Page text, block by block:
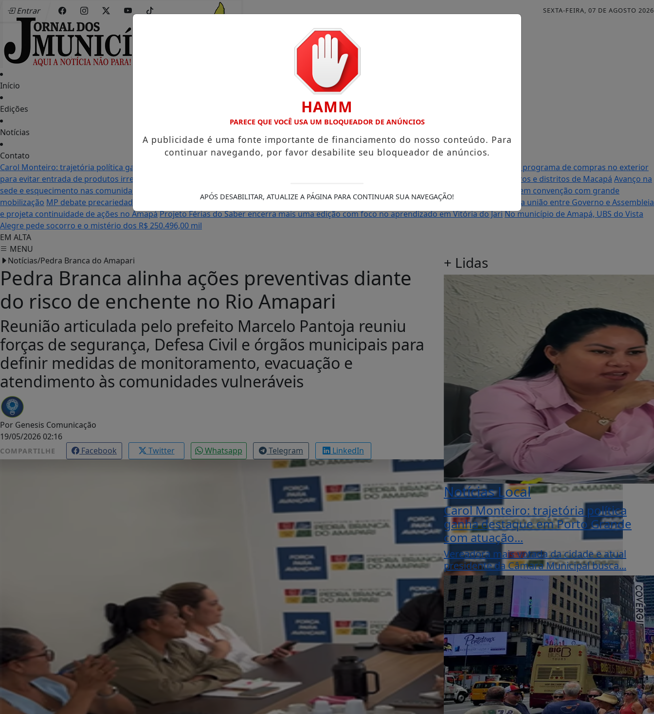
Entrar SEXTA-FEIRA, 07 DE AGOSTO 2026
Início
Edições
Notícias
Contato
Carol Monteiro: trajetória política ganha destaque em Porto Grande com atuação voltada ao município
Receita Federal anuncia mudanças no programa de compras no exterior
para evitar entrada de produtos irregulares
Seletiva do Musa e Mister Verão 2026 segue definindo finalistas do concurso contemplando bairros e distritos de Macapá Avanço na
sede e esquecimento nas comunidades: as duas realidades de Amapá
MDB oficializa candidatura de Carol Monteiro à Assembleia Legislativa em convenção com grande
mobilização MP debate precariedade de energia elétrica com comunidades da BR-210 em Pedra Branca do AmapariSenador Randolfe destaca união entre Governo e Assembleia
e projeta continuidade de ações no AmapáProjeto Férias do Saber encerra mais uma edição com foco no aprendizado em Vitória do JariNo município de Amapá, UBS do Vista
Alegre pede socorro e o mistério dos R$ 250.496,00 mil
EM ALTA
MENU
Notícias/Pedra Branca do Amapari
Pedra Branca alinha ações preventivas diante
do risco de enchente no Rio Amapari
Reunião articulada pelo prefeito Marcelo Pantoja reuniu
forças de segurança, Defesa Civil e órgãos municipais para
definir medidas de monitoramento, evacuação e
atendimento às comunidades vulneráveis
Por Genesis Comunicação
19/05/2026 02:16
COMPARTILHE Facebook Twitter Whatsapp Telegram LinkedIn
+ Lidas
Notícias Local
Carol Monteiro: trajetória política
ganha destaque em Porto Grande
com atuação...
Vereadora mais votada da cidade e atual
presidente da Câmara Municipal busca...
HAMM
PARECE QUE VOCÊ USA UM BLOQUEADOR DE ANÚNCIOS
A publicidade é uma fonte importante de financiamento do nosso conteúdo. Para
continuar navegando, por favor desabilite seu bloqueador de anúncios.
APÓS DESABILITAR, ATUALIZE A PÁGINA PARA CONTINUAR SUA NAVEGAÇÃO!